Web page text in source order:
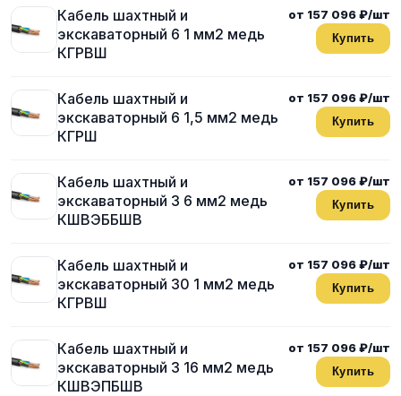
Кабель шахтный и
экскаваторный 6 1 мм2 медь
КГРВШ
от 157 096 ₽/шт
Купить
Кабель шахтный и
экскаваторный 6 1,5 мм2 медь
КГРШ
от 157 096 ₽/шт
Купить
Кабель шахтный и
экскаваторный 3 6 мм2 медь
КШВЭББШВ
от 157 096 ₽/шт
Купить
Кабель шахтный и
экскаваторный 30 1 мм2 медь
КГРВШ
от 157 096 ₽/шт
Купить
Кабель шахтный и
экскаваторный 3 16 мм2 медь
КШВЭПБШВ
от 157 096 ₽/шт
Купить